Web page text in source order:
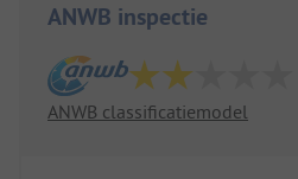
ANWB inspectie
ANWB classificatiemodel